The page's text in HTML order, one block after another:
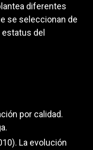
diferentes
se seleccionan de
del
por calidad.
La evolución